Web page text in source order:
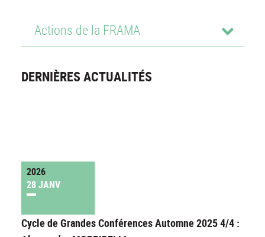
Actions de la FRAMA
DERNIÈRES ACTUALITÉS
2026
28 JANV
Cycle de Grandes Conférences Automne 2025 4/4 :